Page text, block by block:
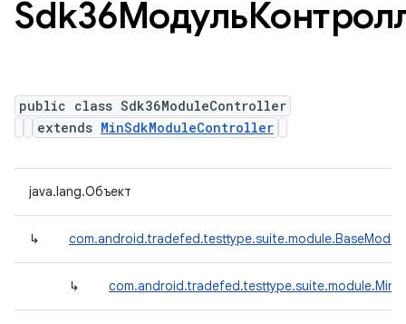
public class Sdk36ModuleController
extends MinSdkModuleController
java.lang.Объект
↳
↳